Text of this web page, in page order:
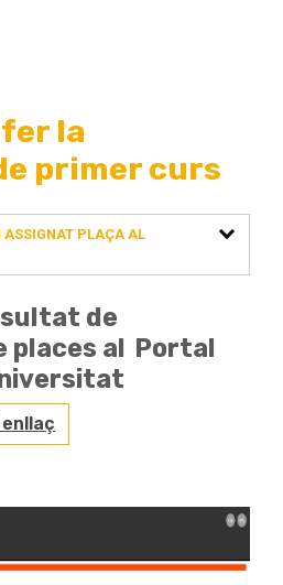
la
primer curs
PLAÇA AL
de
places al Portal
enllaç